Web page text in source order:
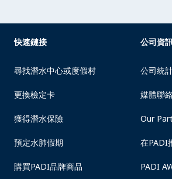
快速鏈接
尋找潛水中心或度假村
更換檢定卡
獲得潛水保險
預定水肺假期
購買PADI品牌商品
公司資
公司統
媒體聯
Our
在PADI
PADI